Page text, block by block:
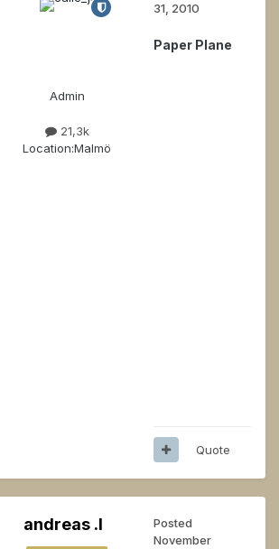
Admin
21,3k
Location:Malmö
31, 2010
Paper Plane
Quote
andreas .l
Posted
November